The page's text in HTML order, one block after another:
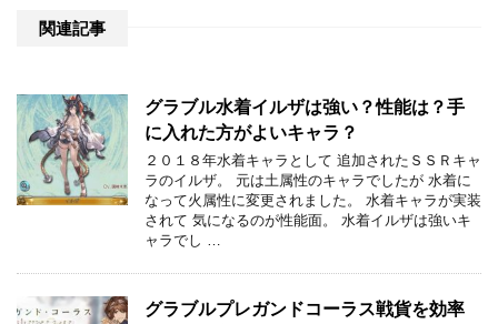
関連記事
グラブル水着イルザは強い？性能は？手
に入れた方がよいキャラ？
２０１８年水着キャラとして 追加されたＳＳＲキャ
ラのイルザ。 元は土属性のキャラでしたが 水着に
なって火属性に変更されました。 水着キャラが実装
されて 気になるのが性能面。 水着イルザは強いキ
ャラでし …
グラブルプレガンドコーラス戦貨を効率